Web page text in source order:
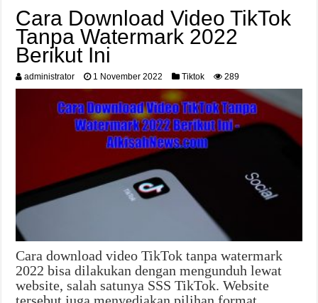
Cara Download Video TikTok
Tanpa Watermark 2022
Berikut Ini
administrator 1 November 2022 Tiktok 289
Cara download video TikTok tanpa watermark
2022 bisa dilakukan dengan mengunduh lewat
website, salah satunya SSS TikTok. Website
tersebut juga menyediakan pilihan format